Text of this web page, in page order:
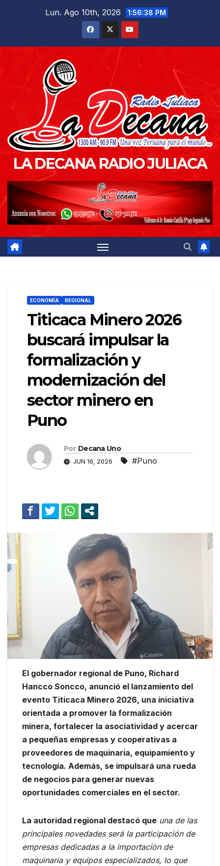
Lun. Ago 10th, 2026 1:56:39 PM
LA DECANA RADIO JULIACA
ECONOMÍA REGIONAL
Titicaca Minero 2026
buscará impulsar la
formalización y
modernización del
sector minero en
Puno
Por Decana Uno
JUN 16, 2026 #Puno
El gobernador regional de Puno, Richard
Hancco Soncco, anunció el lanzamiento del
evento Titicaca Minero 2026, una iniciativa
orientada a promover la formalización
minera, fortalecer la asociatividad y acercar
a pequeñas empresas y cooperativas a
proveedores de maquinaria, equipamiento y
tecnología. Además, se impulsará una rueda
de negocios para generar nuevas
oportunidades comerciales en el sector.
La autoridad regional destacó que una de las
principales novedades será la participación de
empresas dedicadas a la importación de
maquinaria y equipos especializados, lo que